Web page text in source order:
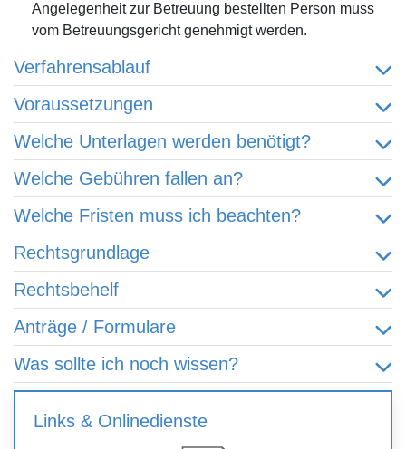
Angelegenheit zur Betreuung bestellten Person muss
vom Betreuungsgericht genehmigt werden.
Verfahrensablauf
Voraussetzungen
Welche Unterlagen werden benötigt?
Welche Gebühren fallen an?
Welche Fristen muss ich beachten?
Rechtsgrundlage
Rechtsbehelf
Anträge / Formulare
Was sollte ich noch wissen?
Links & Onlinedienste